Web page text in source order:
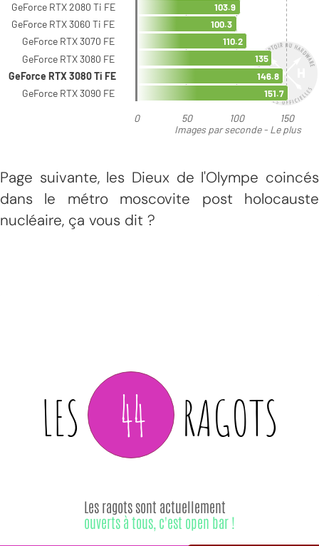
Page suivante, les Dieux de l'Olympe coincés
dans le métro moscovite post holocauste
nucléaire, ça vous dit ?
LES 44 RAGOTS
Les ragots sont actuellement
ouverts à tous, c'est open bar !